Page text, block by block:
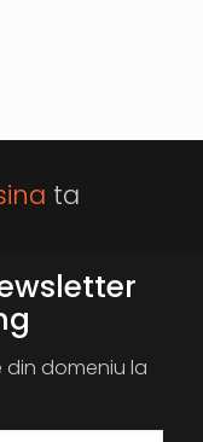
ta
domeniu la